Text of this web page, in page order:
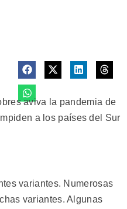
aviva la pandemia de
a los países del Sur
variantes. Numerosas
variantes. Algunas